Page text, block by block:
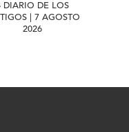
DIARIO DE LOS
| 7 AGOSTO
2026